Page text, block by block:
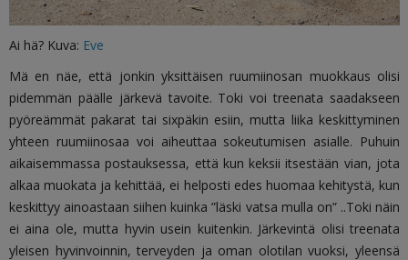
Ai hä? Kuva: Eve
Mä en näe, että jonkin yksittäisen ruumiinosan muokkaus olisi
pidemmän päälle järkevä tavoite. Toki voi treenata saadakseen
pyöreämmät pakarat tai sixpäkin esiin, mutta liika keskittyminen
yhteen ruumiinosaa voi aiheuttaa sokeutumisen asialle. Puhuin
aikaisemmassa postauksessa, että kun keksii itsestään vian, jota
alkaa muokata ja kehittää, ei helposti edes huomaa kehitystä, kun
keskittyy ainoastaan siihen kuinka ”läski vatsa mulla on” ..Toki näin
ei aina ole, mutta hyvin usein kuitenkin. Järkevintä olisi treenata
yleisen hyvinvoinnin, terveyden ja oman olotilan vuoksi, yleensä